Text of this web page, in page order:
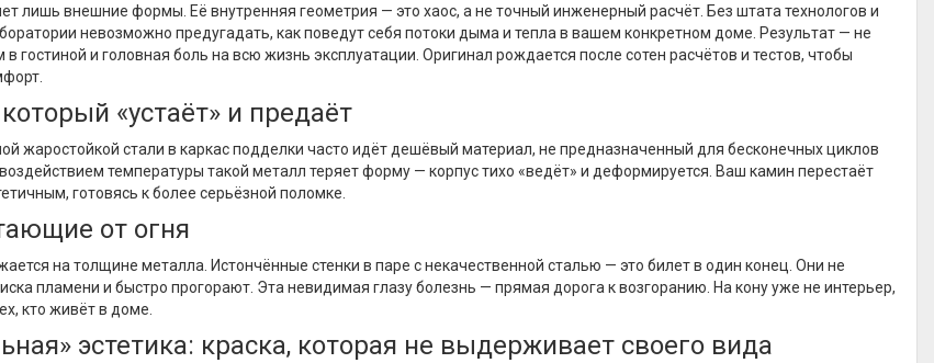
лишь внешние формы. Её внутренняя геометрия — это хаос, а не точный инженерный расчёт. Без штата технологов и
невозможно предугадать, как поведут себя потоки дыма и тепла в вашем конкретном доме. Результат — не
гостиной и головная боль на всю жизнь эксплуатации. Оригинал рождается после сотен расчётов и тестов, чтобы
«устаёт» и предаёт
жаростойкой стали в каркас подделки часто идёт дешёвый материал, не предназначенный для бесконечных циклов
температуры такой металл теряет форму — корпус тихо «ведёт» и деформируется. Ваш камин перестаёт
готовясь к более серьёзной поломке.
от огня
на толщине металла. Истончённые стенки в паре с некачественной сталью — это билет в один конец. Они не
пламени и быстро прогорают. Эта невидимая глазу болезнь — прямая дорога к возгоранию. На кону уже не интерьер,
кто живёт в доме.
эстетика: краска, которая не выдерживает своего вида